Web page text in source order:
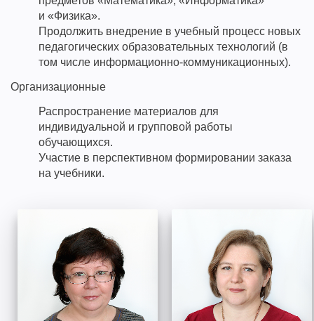
и «Физика».
Продолжить внедрение в учебный процесс новых
педагогических образовательных технологий (в
том числе информационно-коммуникационных).
Организационные
Распространение материалов для
индивидуальной и групповой работы
обучающихся.
Участие в перспективном формировании заказа
на учебники.